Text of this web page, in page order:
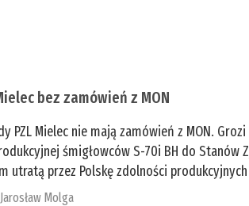
bez zamówień z MON
PZL Mielec nie mają zamówień z MON.
śmigłowców S-70i BH do Stanów
utratą przez Polskę zdolności
Jarosław Molga